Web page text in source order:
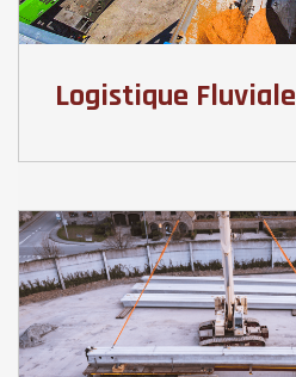
Logistique Fluviale